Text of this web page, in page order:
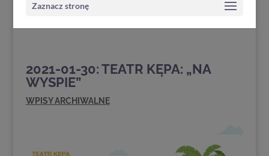
Zaznacz stronę
2021-01-30: TEATR KĘPA: „NA
WYSPIE”
WPISY ARCHIWALNE